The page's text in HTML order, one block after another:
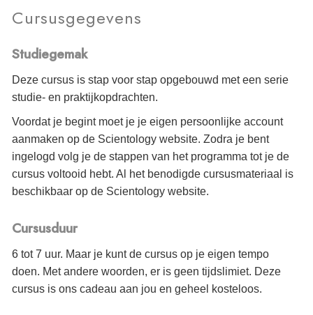
Cursusgegevens
Studiegemak
Deze cursus is stap voor stap opgebouwd met een serie
studie- en praktijkopdrachten.
Voordat je begint moet je je eigen persoonlijke account
aanmaken op de Scientology website. Zodra je bent
ingelogd volg je de stappen van het programma tot je de
cursus voltooid hebt. Al het benodigde cursusmateriaal is
beschikbaar op de Scientology website.
Cursusduur
6 tot 7 uur. Maar je kunt de cursus op je eigen tempo
doen. Met andere woorden, er is geen tijdslimiet. Deze
cursus is ons cadeau aan jou en geheel kosteloos.